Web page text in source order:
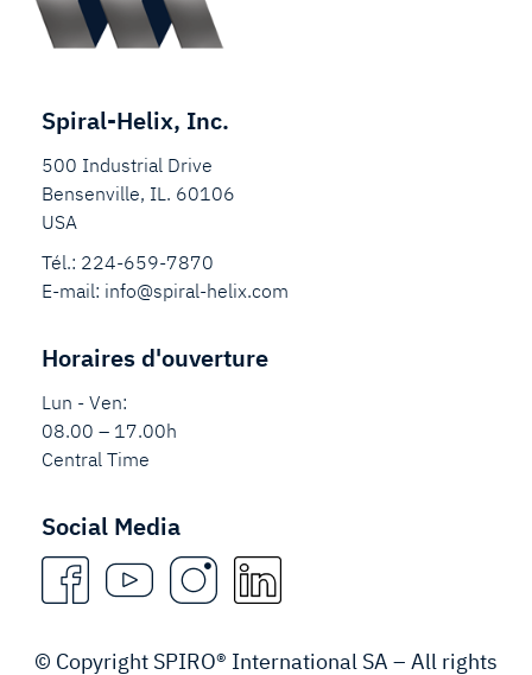
Spiral-Helix, Inc.
500 Industrial Drive
Bensenville, IL. 60106
USA
Tél.: 224-659-7870
E-mail: info@spiral-helix.com
Horaires d'ouverture
Lun - Ven:
08.00 – 17.00h
Central Time
Social Media
© Copyright SPIRO® International SA – All rights